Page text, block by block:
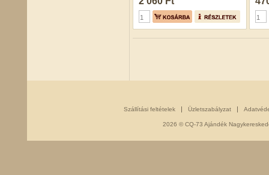
Szállítási feltételek Üzletszabályzat
2026 © CQ-73 Ajándék